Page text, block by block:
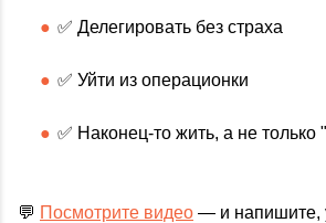
✅ Делегировать без страха
✅ Уйти из операционки
✅ Наконец-то жить, а не только
💬 Посмотрите видео — и напишите,